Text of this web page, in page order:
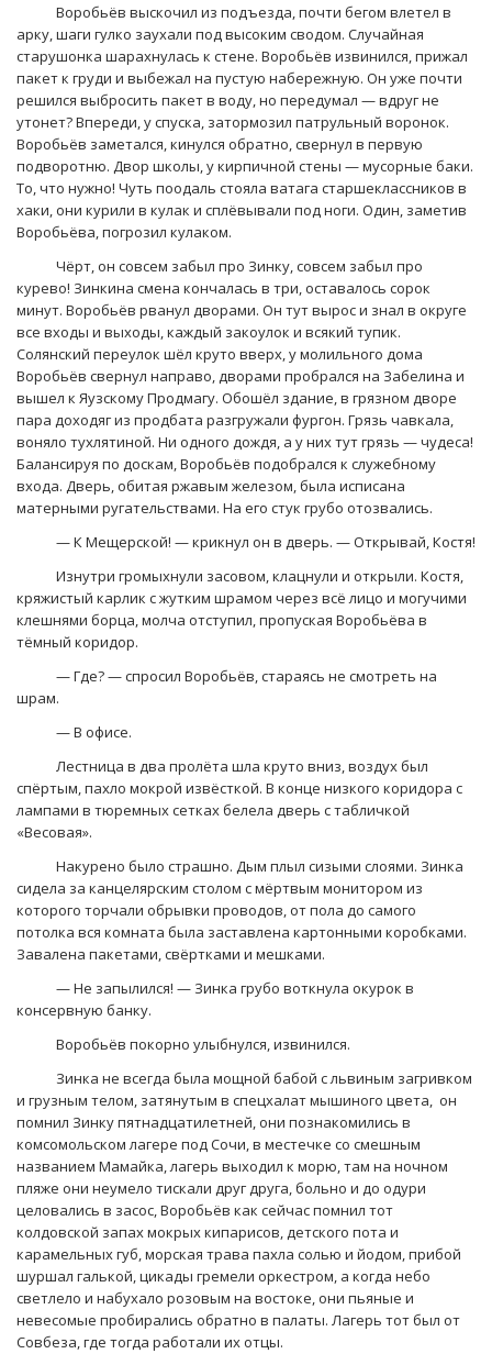
Воробьёв выскочил из подъезда, почти бегом влетел в
арку, шаги гулко заухали под высоким сводом. Случайная
старушонка шарахнулась к стене. Воробьёв извинился, прижал
пакет к груди и выбежал на пустую набережную. Он уже почти
решился выбросить пакет в воду, но передумал — вдруг не
утонет? Впереди, у спуска, затормозил патрульный воронок.
Воробьёв заметался, кинулся обратно, свернул в первую
подворотню. Двор школы, у кирпичной стены — мусорные баки.
То, что нужно! Чуть поодаль стояла ватага старшеклассников в
хаки, они курили в кулак и сплёвывали под ноги. Один, заметив
Воробьёва, погрозил кулаком.
Чёрт, он совсем забыл про Зинку, совсем забыл про
курево! Зинкина смена кончалась в три, оставалось сорок
минут. Воробьёв рванул дворами. Он тут вырос и знал в округе
все входы и выходы, каждый закоулок и всякий тупик.
Солянский переулок шёл круто вверх, у молильного дома
Воробьёв свернул направо, дворами пробрался на Забелина и
вышел к Яузскому Продмагу. Обошёл здание, в грязном дворе
пара доходяг из продбата разгружали фургон. Грязь чавкала,
воняло тухлятиной. Ни одного дождя, а у них тут грязь — чудеса!
Балансируя по доскам, Воробьёв подобрался к служебному
входа. Дверь, обитая ржавым железом, была исписана
матерными ругательствами. На его стук грубо отозвались.
— К Мещерской! — крикнул он в дверь. — Открывай, Костя!
Изнутри громыхнули засовом, клацнули и открыли. Костя,
кряжистый карлик с жутким шрамом через всё лицо и могучими
клешнями борца, молча отступил, пропуская Воробьёва в
тёмный коридор.
— Где? — спросил Воробьёв, стараясь не смотреть на
шрам.
— В офисе.
Лестница в два пролёта шла круто вниз, воздух был
спёртым, пахло мокрой извёсткой. В конце низкого коридора с
лампами в тюремных сетках белела дверь с табличкой
«Весовая».
Накурено было страшно. Дым плыл сизыми слоями. Зинка
сидела за канцелярским столом с мёртвым монитором из
которого торчали обрывки проводов, от пола до самого
потолка вся комната была заставлена картонными коробками.
Завалена пакетами, свёртками и мешками.
— Не запылился! — Зинка грубо воткнула окурок в
консервную банку.
Воробьёв покорно улыбнулся, извинился.
Зинка не всегда была мощной бабой с львиным загривком
и грузным телом, затянутым в спецхалат мышиного цвета, он
помнил Зинку пятнадцатилетней, они познакомились в
комсомольском лагере под Сочи, в местечке со смешным
названием Мамайка, лагерь выходил к морю, там на ночном
пляже они неумело тискали друг друга, больно и до одури
целовались в засос, Воробьёв как сейчас помнил тот
колдовской запах мокрых кипарисов, детского пота и
карамельных губ, морская трава пахла солью и йодом, прибой
шуршал галькой, цикады гремели оркестром, а когда небо
светлело и набухало розовым на востоке, они пьяные и
невесомые пробирались обратно в палаты. Лагерь тот был от
Совбеза, где тогда работали их отцы.